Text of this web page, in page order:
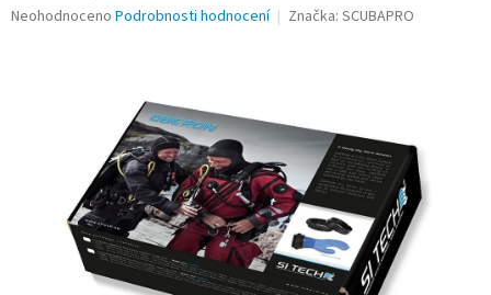
Průměrné
Neohodnoceno Podrobnosti hodnocení Značka: SCUBAPRO